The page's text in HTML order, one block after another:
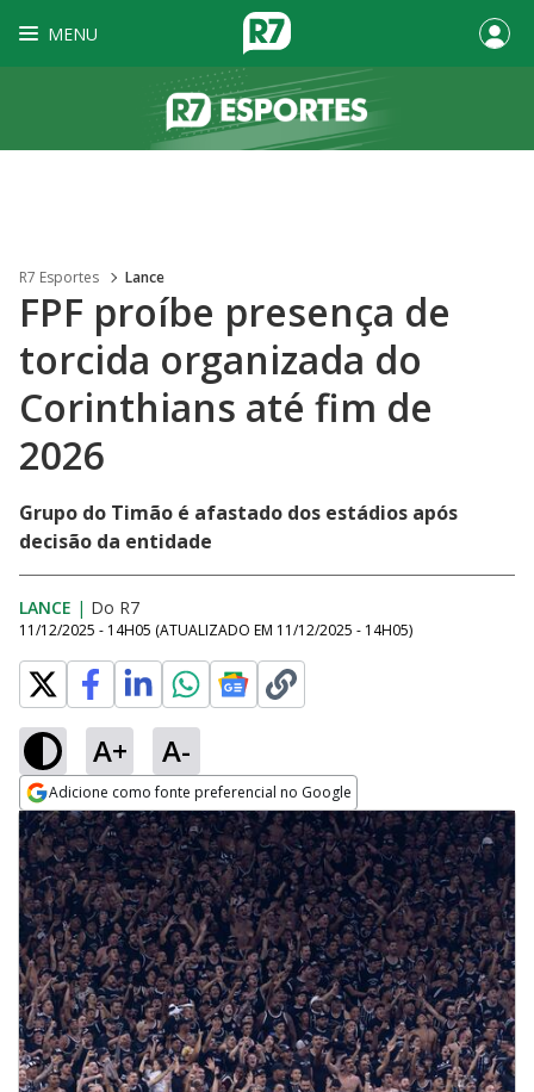
MENU
R7 Esportes Lance
FPF proíbe presença de
torcida organizada do
Corinthians até fim de
2026
Grupo do Timão é afastado dos estádios após
decisão da entidade
LANCE | Do R7
11/12/2025 - 14H05 (ATUALIZADO EM 11/12/2025 - 14H05)
A+ A-
Adicione como fonte preferencial no Google
Opens in new window